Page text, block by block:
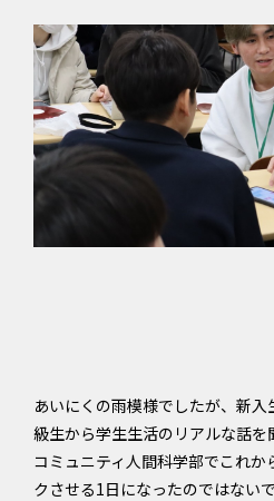
あいにくの雨模様でしたが、新
級生から学生生活のリアルな話を
コミュニティ人間科学部でこれ
クさせる1日になったのではない